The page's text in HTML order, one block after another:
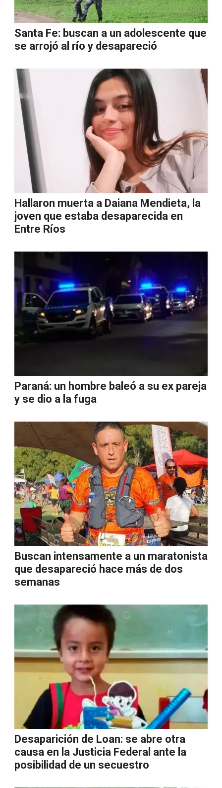
Santa Fe: buscan a un adolescente que
se arrojó al río y desapareció
Hallaron muerta a Daiana Mendieta, la
joven que estaba desaparecida en
Entre Ríos
Paraná: un hombre baleó a su ex pareja
y se dio a la fuga
Buscan intensamente a un maratonista
que desapareció hace más de dos
semanas
Desaparición de Loan: se abre otra
causa en la Justicia Federal ante la
posibilidad de un secuestro